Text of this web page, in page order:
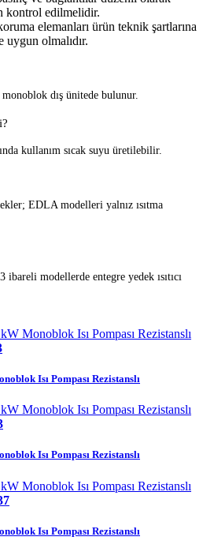
kontrol edilmelidir.
elemanları ürün teknik şartlarına
olmalıdır.
dış ünitede bulunur.
kullanım sıcak suyu üretilebilir.
EDLA modelleri yalnız ısıtma
modellerde entegre yedek ısıtıcı
Isı Pompası Rezistanslı
Isı Pompası Rezistanslı
Isı Pompası Rezistanslı